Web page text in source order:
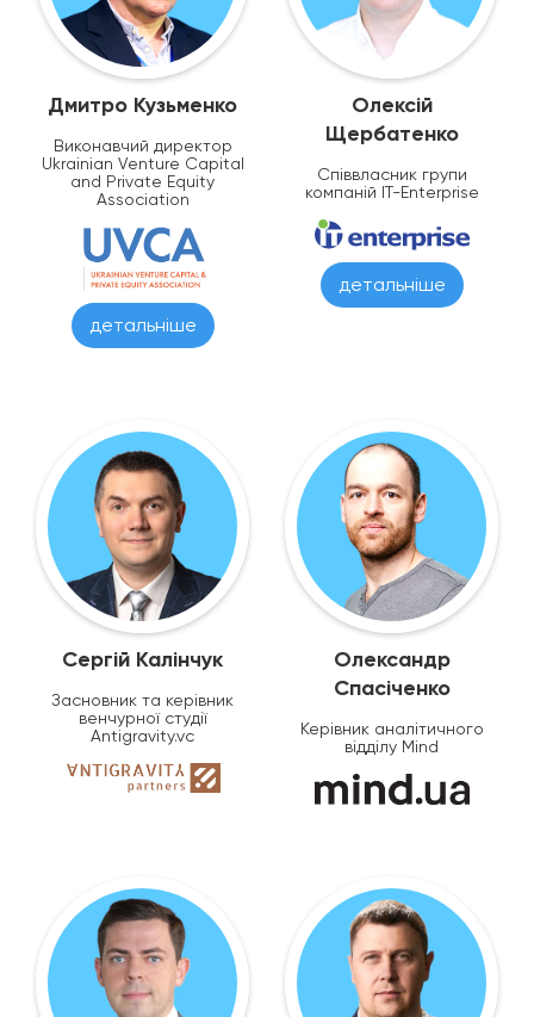
Дмитро Кузьменко
Виконавчий директор
Ukrainian Venture Capital
and Private Equity
Association
детальніше
Олексій
Щербатенко
Співвласник групи
компаній IT-Enterprise
детальніше
Сергій Калінчук
Засновник та керівник
венчурної студії
Antigravity.vc
Олександр
Спасіченко
Керівник аналітичного
відділу Mind